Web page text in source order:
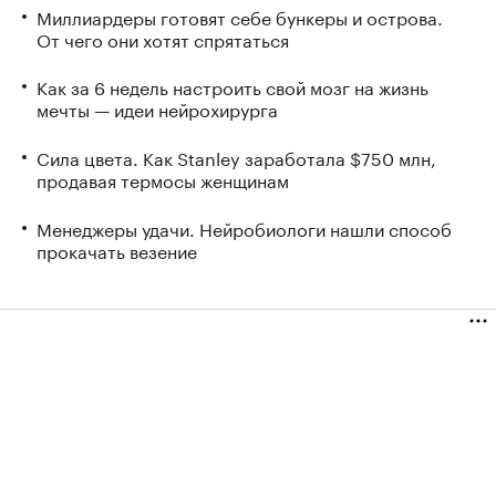
Миллиардеры готовят себе бункеры и острова.
От чего они хотят спрятаться
Как за 6 недель настроить свой мозг на жизнь
мечты — идеи нейрохирурга
Сила цвета. Как Stanley заработала $750 млн,
продавая термосы женщинам
Менеджеры удачи. Нейробиологи нашли способ
прокачать везение